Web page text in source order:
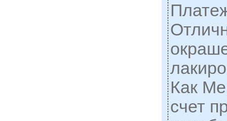
Как
счет